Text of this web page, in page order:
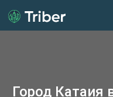
Город Катаия